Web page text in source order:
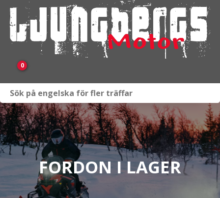
0
Fordon i lager
Verkstad
KAMPANJ
FORDON I LAGER